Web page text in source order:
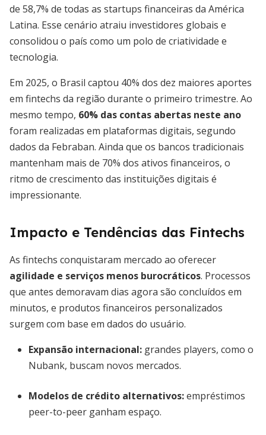
de 58,7% de todas as startups financeiras da América
Latina. Esse cenário atraiu investidores globais e
consolidou o país como um polo de criatividade e
tecnologia.
Em 2025, o Brasil captou 40% dos dez maiores aportes
em fintechs da região durante o primeiro trimestre. Ao
mesmo tempo, 60% das contas abertas neste ano
foram realizadas em plataformas digitais, segundo
dados da Febraban. Ainda que os bancos tradicionais
mantenham mais de 70% dos ativos financeiros, o
ritmo de crescimento das instituições digitais é
impressionante.
Impacto e Tendências das Fintechs
As fintechs conquistaram mercado ao oferecer
agilidade e serviços menos burocráticos. Processos
que antes demoravam dias agora são concluídos em
minutos, e produtos financeiros personalizados
surgem com base em dados do usuário.
Expansão internacional: grandes players, como o
Nubank, buscam novos mercados.
Modelos de crédito alternativos:empréstimos
peer-to-peer ganham espaço.